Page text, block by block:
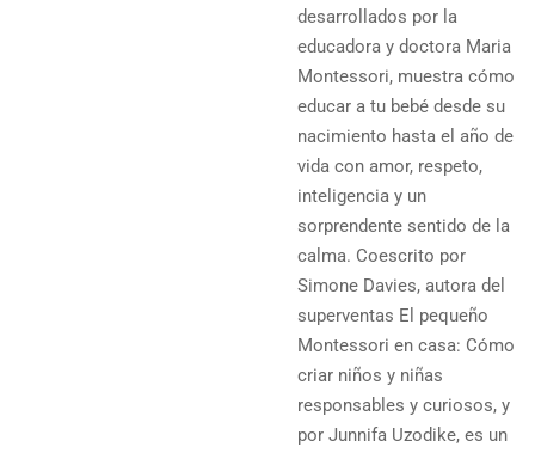
desarrollados por la
educadora y doctora Maria
Montessori, muestra cómo
educar a tu bebé desde su
nacimiento hasta el año de
vida con amor, respeto,
inteligencia y un
sorprendente sentido de la
calma. Coescrito por
Simone Davies, autora del
superventas El pequeño
Montessori en casa: Cómo
criar niños y niñas
responsables y curiosos, y
por Junnifa Uzodike, es un